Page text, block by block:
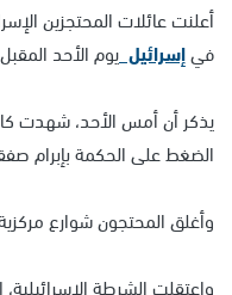
أعلنت عائلات المحتجزين
فيإسرائيل يوم الأحد
يذكر أن أمس الأحد، شهدت
الضغط على الحكمة بإبرام
وأغلق المحتجون شوارع
واعتقلت الشرطة